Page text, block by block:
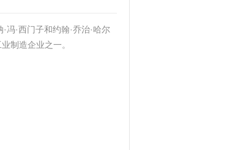
·西门子和约翰·乔治·哈尔
制造企业之一‌。